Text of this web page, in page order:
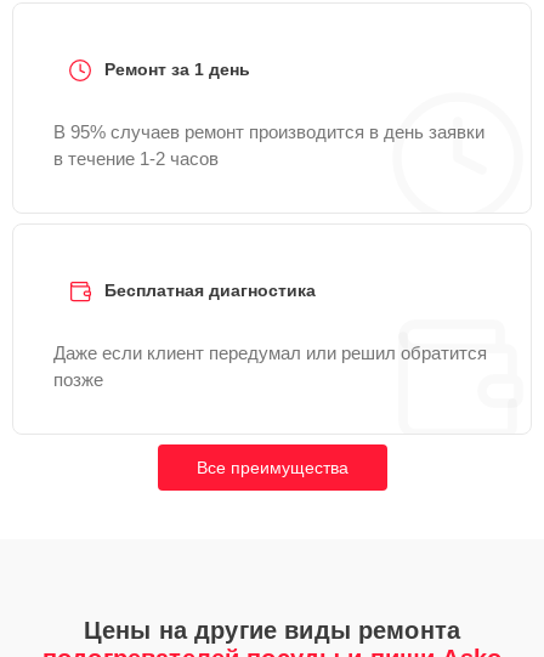
Ремонт за 1 день
В 95% случаев ремонт производится в день заявки
в течение 1-2 часов
Бесплатная диагностика
Даже если клиент передумал или решил обратится
позже
Все преимущества
Цены на другие виды ремонта